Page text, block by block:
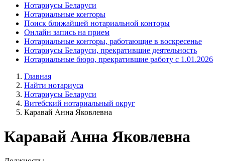
Нотариусы Беларуси
Нотариальные конторы
Поиск ближайшей нотариальной конторы
Онлайн запись на прием
Нотариальные конторы, работающие в воскресенье
Нотариусы Беларуси, прекратившие деятельность
Нотариальные бюро, прекратившие работу с 1.01.2026
Главная
Найти нотариуса
Нотариусы Беларуси
Витебский нотариальный округ
Каравай Анна Яковлевна
Каравай Анна Яковлевна